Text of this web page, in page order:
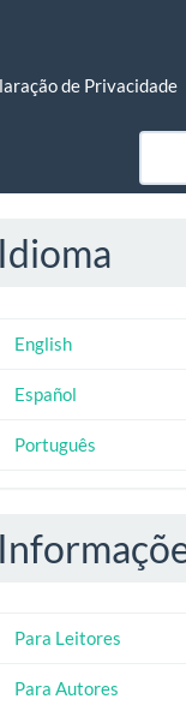
de Privacidade
Idioma
English
Español
Português
Para Leitores
Para Autores